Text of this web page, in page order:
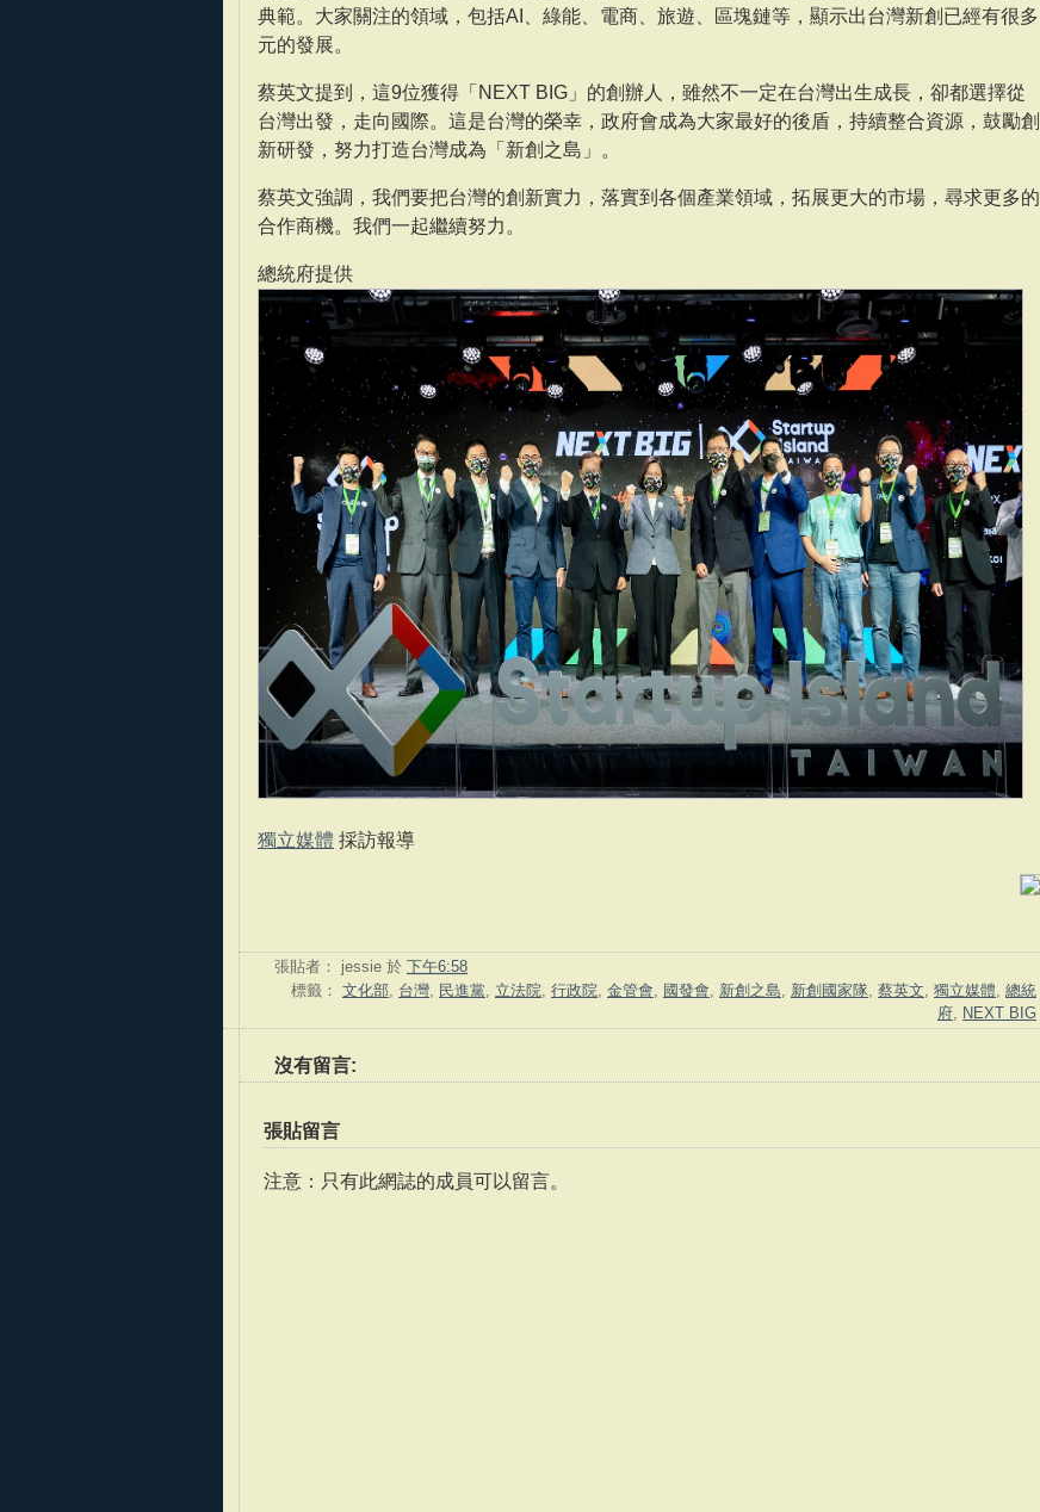
典範。大家關注的領域，包括AI、綠能、電商、旅遊、區塊鏈等，顯示出台灣新創已經有很多
元的發展。
蔡英文提到，這9位獲得「NEXT BIG」的創辦人，雖然不一定在台灣出生成長，卻都選擇從
台灣出發，走向國際。這是台灣的榮幸，政府會成為大家最好的後盾，持續整合資源，鼓勵創
新研發，努力打造台灣成為「新創之島」。
蔡英文強調，我們要把台灣的創新實力，落實到各個產業領域，拓展更大的市場，尋求更多的
合作商機。我們一起繼續努力。
總統府提供
獨立媒體 採訪報導
張貼者： jessie 於 下午6:58
標籤： 文化部 台灣 民進黨 立法院 行政院 金管會 國發會 新創之島 新創國家隊 蔡英文 獨立媒體 總統
府 NEXT BIG
沒有留言:
張貼留言
注意：只有此網誌的成員可以留言。